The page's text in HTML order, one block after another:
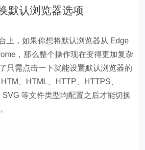
默认浏览器选项
上，如果你想将默认浏览器从 Edge
，那么整个操作现在变得更加复杂
只需点击一下就能设置默认浏览器的
、HTML、HTTP、HTTPS、
等文件类型均配置之后才能切换